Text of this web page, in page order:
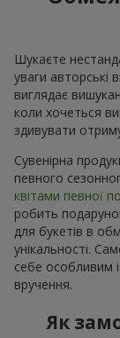
Шукаєте
уваги авторські
виглядає
коли хочеться
здивувати
Сувенірна
певного
квітами певної
робить
для букетів в
унікальності.
себе особливим
вручення.
Як